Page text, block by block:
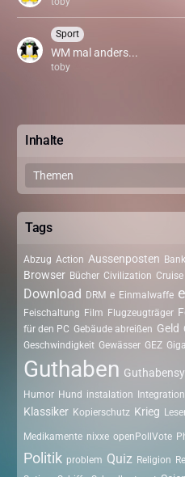
Sport
WM mal anders...
toby
Inhalte
Themen
Tags
Abzug Action Aussenposten
Browser Bücher Civilization
Download DRM e Einmalwaffe
Feischaltung Film Flugzeugträger
für den PC Gebäude abreißen Geld
Geschwindigkeit Gewässer GEZ
Guthaben
Humor Hund instalation Integration
Klassiker Kopierschutz Krieg
Medikamente nixxe openPollVote
Politik problem Quiz Religion